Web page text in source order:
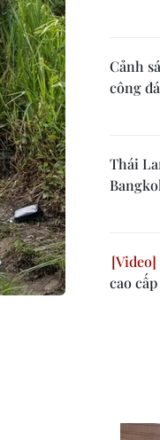
Cảnh
công
Thái
cao